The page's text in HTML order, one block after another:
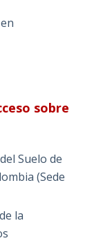
sobre
Suelo de
(Sede
la